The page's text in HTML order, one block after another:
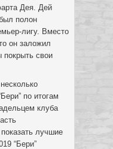
Дея. Дей
полон
лигу. Вместо
он заложил
покрыть свои
по итогам
клуба
лучшие
“Бери”